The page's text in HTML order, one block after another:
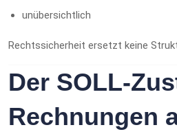
unübersichtlich
Rechtssicherheit ersetzt keine
Der SOLL-
Rechnungen